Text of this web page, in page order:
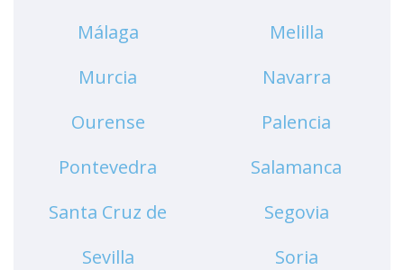
Málaga
Melilla
Murcia
Navarra
Ourense
Palencia
Pontevedra
Salamanca
Santa Cruz de
Tenerife
Segovia
Sevilla
Soria